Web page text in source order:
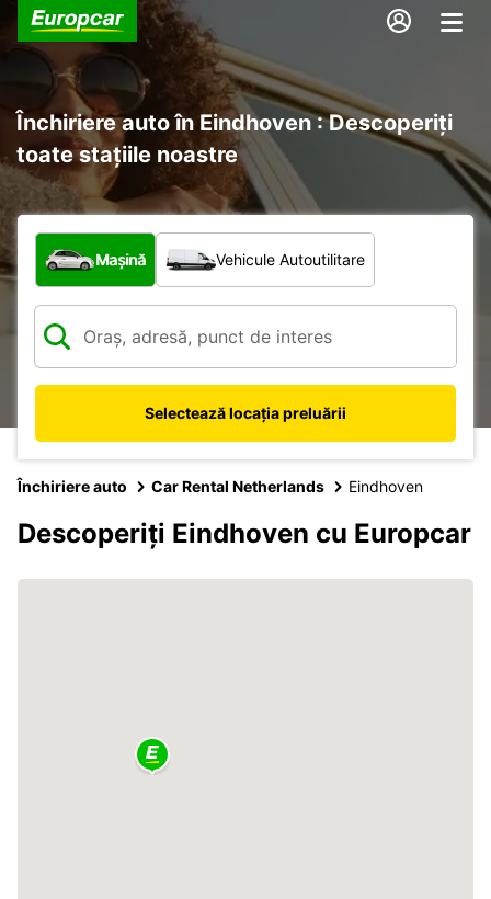
Închiriere auto în Eindhoven : Descoperiți
toate stațiile noastre
Ce tip de vehicul?
Mașină Vehicule Autoutilitare
Selectează locația preluării
Închiriere auto Car Rental Netherlands Eindhoven
Descoperiți Eindhoven cu Europcar